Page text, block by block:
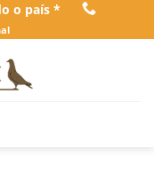
o país *